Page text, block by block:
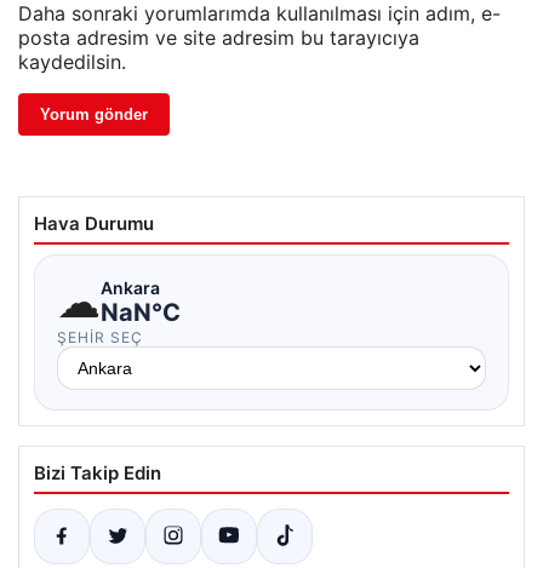
Daha sonraki yorumlarımda kullanılması için adım, e-
posta adresim ve site adresim bu tarayıcıya
kaydedilsin.
Hava Durumu
☁Ankara
NaN°C
ŞEHIR SEÇ
Bizi Takip Edin